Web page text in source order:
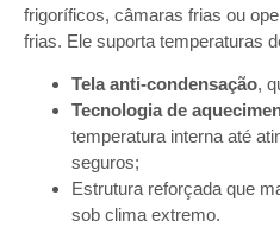
frigoríficos, câmaras frias ou
frias. Ele suporta temperaturas
Tela anti-condensação,
Tecnologia de
temperatura interna até
seguros;
Estrutura reforçada que
sob clima extremo.